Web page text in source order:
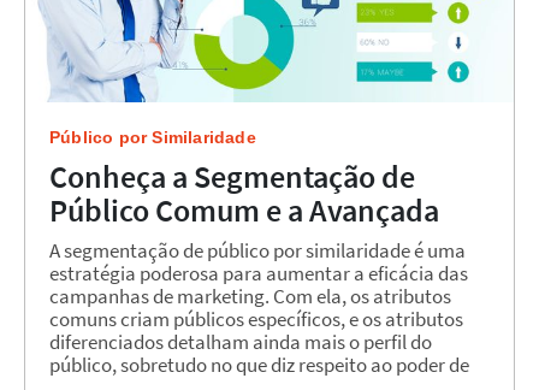
Público por Similaridade
Conheça a Segmentação de
Público Comum e a Avançada
A segmentação de público por similaridade é uma
estratégia poderosa para aumentar a eficácia das
campanhas de marketing. Com ela, os atributos
comuns criam públicos específicos, e os atributos
diferenciados detalham ainda mais o perfil do
público, sobretudo no que diz respeito ao poder de